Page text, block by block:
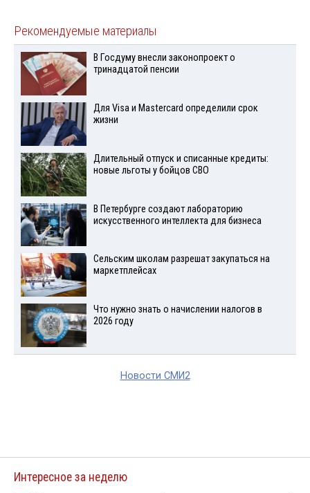
Рекомендуемые материалы
В Госдуму внесли законопроект о
тринадцатой пенсии
Для Visа и Mastercard определили срок
жизни
Длительный отпуск и списанные кредиты:
новые льготы у бойцов СВО
В Петербурге создают лабораторию
искусственного интеллекта для бизнеса
Сельским школам разрешат закупаться на
маркетплейсах
Что нужно знать о начислении налогов в
2026 году
Новости СМИ2
Интересное за неделю